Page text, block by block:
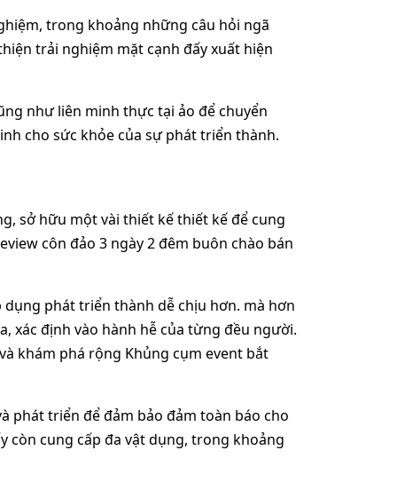
trong khoảng những câu hỏi ngã
trải nghiệm mặt cạnh đấy xuất hiện
như liên minh thực tại ảo để chuyển
cho sức khỏe của sự phát triển thành.
sở hữu một vài thiết kế thiết kế để cung
côn đảo 3 ngày 2 đêm buôn chào bán
phát triển thành dễ chịu hơn. mà hơn
xác định vào hành hễ của từng đều người.
khám phá rộng Khủng cụm event bắt
phát triển để đảm bảo đảm toàn báo cho
còn cung cấp đa vật dụng, trong khoảng